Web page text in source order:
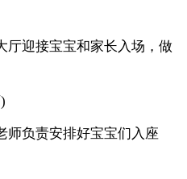
迎接宝宝和家长入场，做
负责安排好宝宝们入座